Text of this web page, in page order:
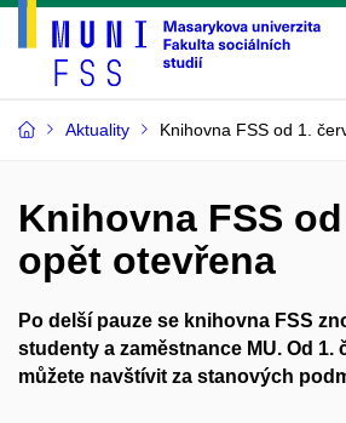
Aktuality Knihovna FSS od 1.
Knihovna FSS
opět otevřena
Po delší pauze se knihovna FSS
studenty a zaměstnance MU. Od 1.
můžete navštívit za stanových